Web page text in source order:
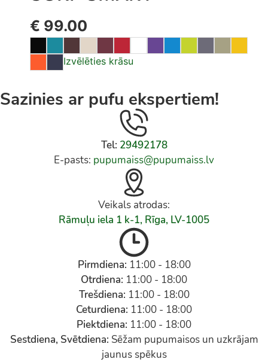
€ 99.00
Izvēlēties krāsu
Sazinies ar pufu ekspertiem!
Tel: 29492178
E-pasts: pupumaiss@pupumaiss.lv
Veikals atrodas:
Rāmuļu iela 1 k-1, Rīga, LV-1005
Pirmdiena: 11:00 - 18:00
Otrdiena: 11:00 - 18:00
Trešdiena: 11:00 - 18:00
Ceturdiena: 11:00 - 18:00
Piektdiena: 11:00 - 18:00
Sestdiena, Svētdiena: Sēžam pupumaisos un uzkrājam
jaunus spēkus